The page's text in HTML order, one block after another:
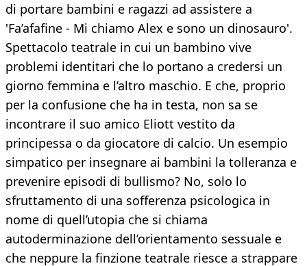
di portare bambini e ragazzi ad assistere a
'Fa’afafine - Mi chiamo Alex e sono un dinosauro'.
Spettacolo teatrale in cui un bambino vive
problemi identitari che lo portano a credersi un
giorno femmina e l’altro maschio. E che, proprio
per la confusione che ha in testa, non sa se
incontrare il suo amico Eliott vestito da
principessa o da giocatore di calcio. Un esempio
simpatico per insegnare ai bambini la tolleranza e
prevenire episodi di bullismo? No, solo lo
sfruttamento di una sofferenza psicologica in
nome di quell’utopia che si chiama
autoderminazione dell’orientamento sessuale e
che neppure la finzione teatrale riesce a strappare